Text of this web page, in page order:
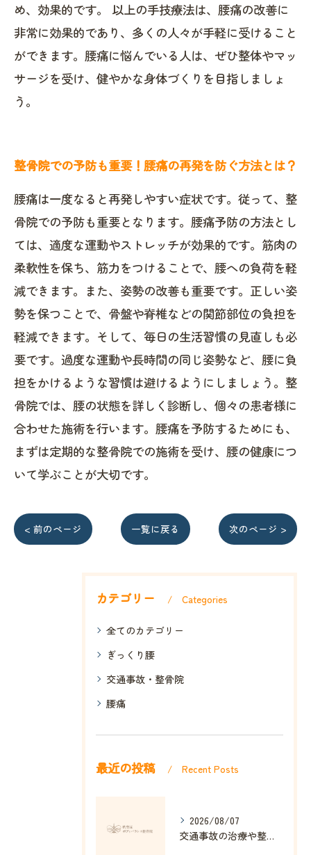
め、効果的です。 以上の手技療法は、腰痛の改善に
非常に効果的であり、多くの人々が手軽に受けること
ができます。腰痛に悩んでいる人は、ぜひ整体やマッ
サージを受け、健やかな身体づくりを目指しましょ
う。
整骨院での予防も重要！腰痛の再発を防ぐ方法とは？
腰痛は一度なると再発しやすい症状です。従って、整
骨院での予防も重要となります。腰痛予防の方法とし
ては、適度な運動やストレッチが効果的です。筋肉の
柔軟性を保ち、筋力をつけることで、腰への負荷を軽
減できます。また、姿勢の改善も重要です。正しい姿
勢を保つことで、骨盤や脊椎などの関節部位の負担を
軽減できます。そして、毎日の生活習慣の見直しも必
要です。過度な運動や長時間の同じ姿勢など、腰に負
担をかけるような習慣は避けるようにしましょう。整
骨院では、腰の状態を詳しく診断し、個々の患者様に
合わせた施術を行います。腰痛を予防するためにも、
まずは定期的な整骨院での施術を受け、腰の健康につ
いて学ぶことが大切です。
< 前のページ 一覧に戻る 次のページ >
カテゴリー Categories
全てのカテゴリー
ぎっくり腰
交通事故・整骨院
腰痛
最近の投稿 Recent Posts
2026/08/07
交通事故の治療や整骨院選び東京都で損しない進め方と費用の基本